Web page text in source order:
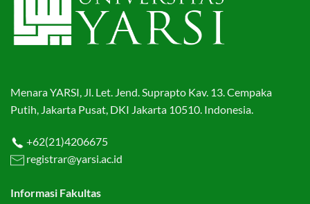
Menara YARSI, Jl. Let. Jend. Suprapto Kav. 13. Cempaka
Putih, Jakarta Pusat, DKI Jakarta 10510. Indonesia.
+62(21)4206675
registrar@yarsi.ac.id
Informasi Fakultas